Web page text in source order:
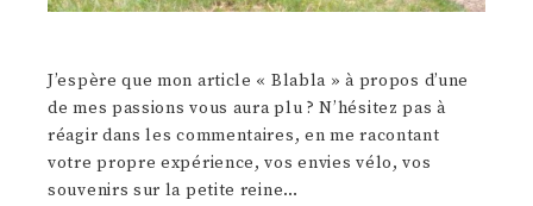
J’espère que mon article « Blabla » à propos d’une
de mes passions vous aura plu ? N’hésitez pas à
réagir dans les commentaires, en me racontant
votre propre expérience, vos envies vélo, vos
souvenirs sur la petite reine…